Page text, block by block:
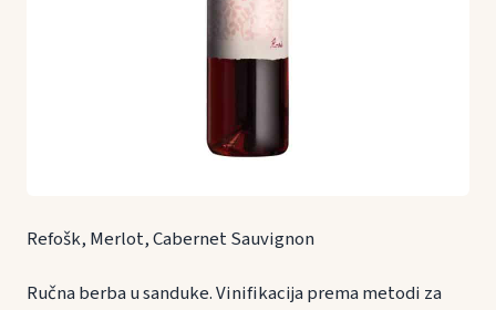
Refošk, Merlot, Cabernet Sauvignon
Ručna berba u sanduke. Vinifikacija prema metodi za